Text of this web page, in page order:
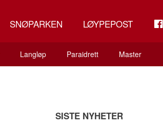
SNØPARKEN LØYPEPOST
Langløp Paraidrett Master
SISTE NYHETER